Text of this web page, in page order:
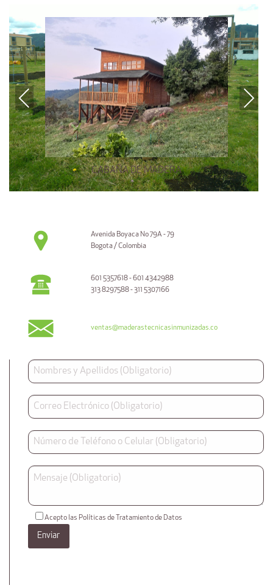
CABAÑA DE MADERA
Previous Next
Avenida Boyaca No 79A - 79
Bogota / Colombia
601 5357618 - 601 4342988
313 8297588 - 311 5307166
ventas@maderastecnicasinmunizadas.co
Acepto las Políticas de Tratamiento de Datos